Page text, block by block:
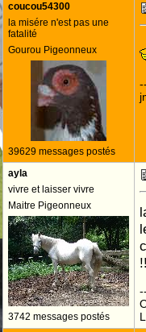
coucou54300
la misére n'est pas une
fatalité
Gourou Pigeonneux
39629 messages postés
ayla
vivre et laisser vivre
Maitre Pigeonneux
3742 messages postés